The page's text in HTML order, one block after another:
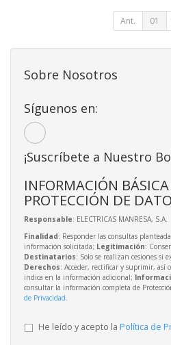
Ant. 01
Sobre Nosotros
Síguenos en:
¡Suscríbete a Nuestro
INFORMACIÓN BÁSICA
PROTECCIÓN DE
Responsable: ELECTRICAS MANRESA, S.A.
Finalidad: Responder las consultas
información solicitada; Legitimación:
Destinatarios: Solo se realizan cesiones si
Derechos: Acceder, rectificar y suprimir, así
indica en la información adicional;
consultar la información completa de
de Privacidad.
He leído y acepto la Política de